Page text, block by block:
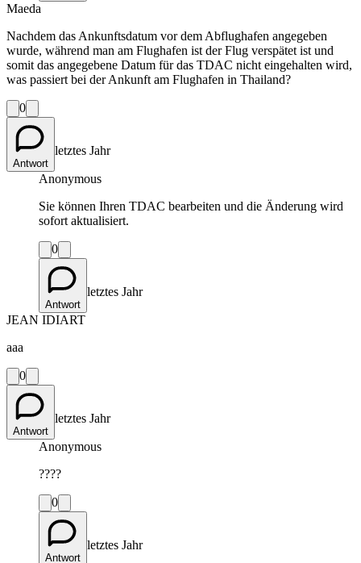
Maeda
Nachdem das Ankunftsdatum vor dem Abflughafen angegeben
wurde, während man am Flughafen ist der Flug verspätet ist und
somit das angegebene Datum für das TDAC nicht eingehalten wird,
was passiert bei der Ankunft am Flughafen in Thailand?
0
Antwort
letztes Jahr
Anonymous
Sie können Ihren TDAC bearbeiten und die Änderung wird
sofort aktualisiert.
0
Antwort
letztes Jahr
JEAN IDIART
aaa
0
Antwort
letztes Jahr
Anonymous
????
0
Antwort
letztes Jahr